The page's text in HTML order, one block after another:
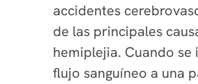
accidentes
de las principales
hemiplejia. Cuando
flujo sanguíneo a una